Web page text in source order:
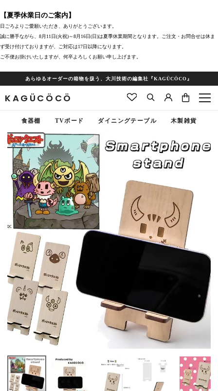
【夏季休業日のご案内】
日ごろよりご愛願いただき、ありがとうございます。
誠に勝手ながら、8月11日(火祝)～8月16日(日)は夏季休業期間となります。ご注文・お問合せは休ま
ず受け付けておりますが、ご対応は17日以降になります。
ご不便お掛けいたしますが、何卒よろしくお願い申し上げます。
あらゆるオーダーの箱物を扱う、大川技術の編集社『KAGÜCÖCO』
KAGÜCÖCÖ
食器棚 TVボード ダイニングテーブル 木製雑貨